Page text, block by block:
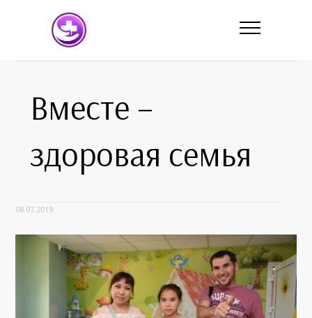
Вместе –
здоровая семья
08.07.2019